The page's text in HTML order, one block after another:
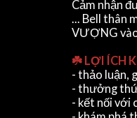
Cảm nhận
... Bell thân
VƯỢNG
☘️ LỢI ÍCH
- thảo luận,
- thưởng
- kết nối với